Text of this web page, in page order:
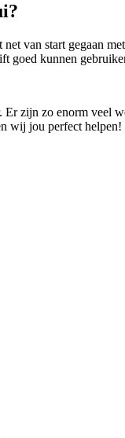
van start gegaan
goed kunnen
Er zijn zo enorm veel
wij jou perfect helpen!